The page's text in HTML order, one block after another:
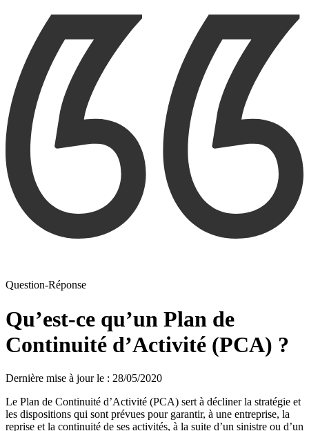
Question-Réponse
Qu’est-ce qu’un Plan de
Continuité d’Activité (PCA) ?
Dernière mise à jour le : 28/05/2020
Le Plan de Continuité d’Activité (PCA) sert à décliner la stratégie et
les dispositions qui sont prévues pour garantir, à une entreprise, la
reprise et la continuité de ses activités, à la suite d’un sinistre ou d’un